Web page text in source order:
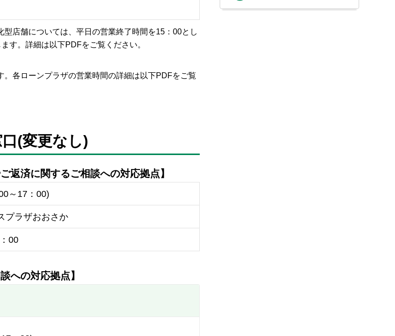
店舗については、平日の営業終了時間を15：00とし
す。詳細は以下PDFをご覧ください。
各ローンプラザの営業時間の詳細は以下PDFをご覧
(変更なし)
返済に関するご相談への対応拠点】
～17：00)
プラザおおさか
00
への対応拠点】